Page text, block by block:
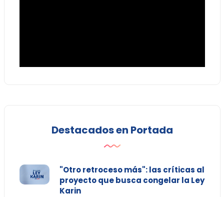
Destacados en Portada
"Otro retroceso más": las críticas al
proyecto que busca congelar la Ley
Karin